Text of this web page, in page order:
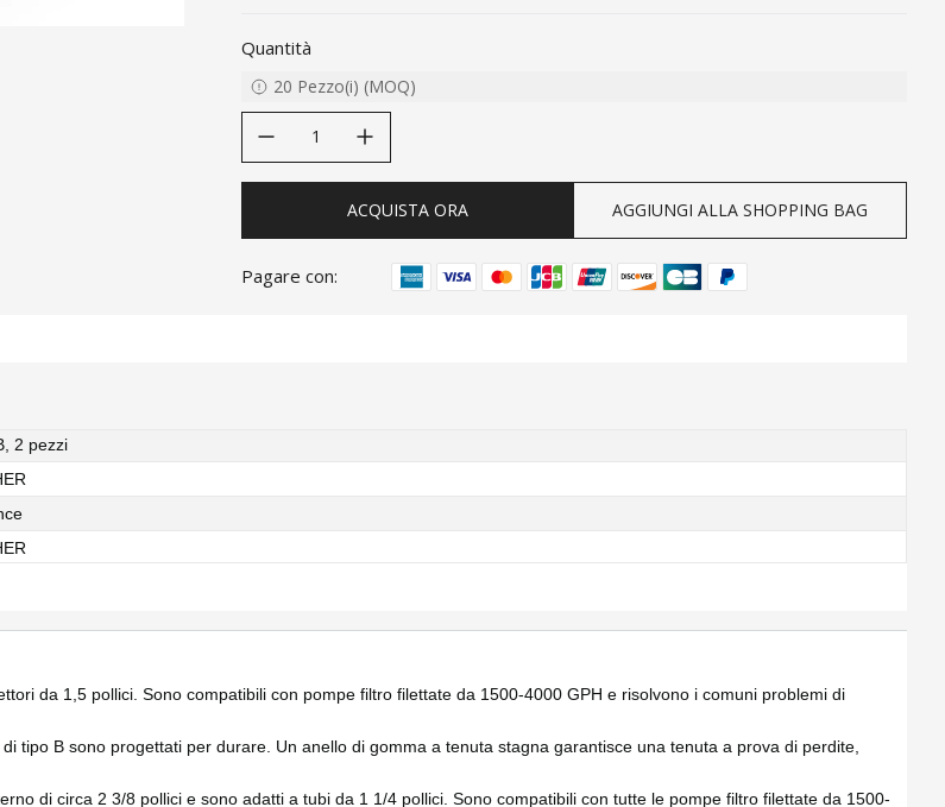
Quantità
20 Pezzo(i) (MOQ)
ACQUISTA ORA AGGIUNGI ALLA SHOPPING BAG
Pagare con:
2 pezzi
da 1,5 pollici. Sono compatibili con pompe filtro filettate da 1500-4000 GPH e risolvono i comuni problemi di
tipo B sono progettati per durare. Un anello di gomma a tenuta stagna garantisce una tenuta a prova di perdite,
di circa 2 3/8 pollici e sono adatti a tubi da 1 1/4 pollici. Sono compatibili con tutte le pompe filtro filettate da 1500-